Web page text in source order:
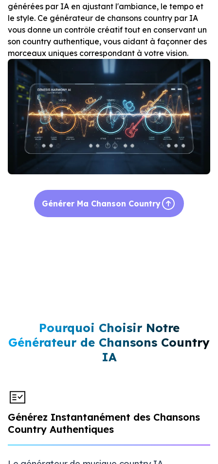
générées par IA en ajustant l'ambiance, le tempo et
le style. Ce générateur de chansons country par IA
vous donne un contrôle créatif tout en conservant un
son country authentique, vous aidant à façonner des
morceaux uniques correspondant à votre vision.
Générer Ma Chanson Country
Pourquoi Choisir Notre
Générateur de Chansons Country
IA
Générez Instantanément des Chansons
Country Authentiques